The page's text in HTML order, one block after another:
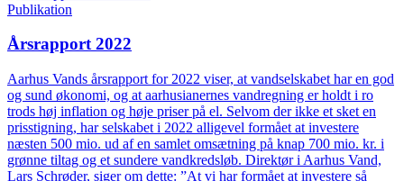
Publikation
Årsrapport 2022
Aarhus Vands årsrapport for 2022 viser, at vandselskabet har en god
og sund økonomi, og at aarhusianernes vandregning er holdt i ro
trods høj inflation og høje priser på el. Selvom der ikke et sket en
prisstigning, har selskabet i 2022 alligevel formået at investere
næsten 500 mio. ud af en samlet omsætning på knap 700 mio. kr. i
grønne tiltag og et sundere vandkredsløb. Direktør i Aarhus Vand,
Lars Schrøder, siger om dette: ”At vi har formået at investere så